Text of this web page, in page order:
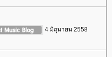
4 มิถุนายน 2558